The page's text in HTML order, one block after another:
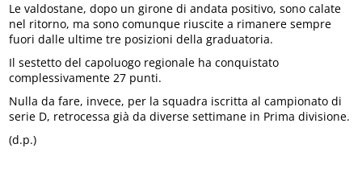
Le valdostane, dopo un girone di andata positivo, sono calate
nel ritorno, ma sono comunque riuscite a rimanere sempre
fuori dalle ultime tre posizioni della graduatoria.
Il sestetto del capoluogo regionale ha conquistato
complessivamente 27 punti.
Nulla da fare, invece, per la squadra iscritta al campionato di
serie D, retrocessa già da diverse settimane in Prima divisione.
(d.p.)